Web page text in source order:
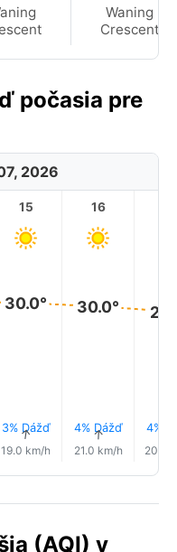
Waning
Crescent
počasia pre
2026
15
30.0°
3% Dážď
↑
19.0 km/h
16
30.0°
4% Dážď
↑
21.0 km/h
4%
20.0
(AQI) v